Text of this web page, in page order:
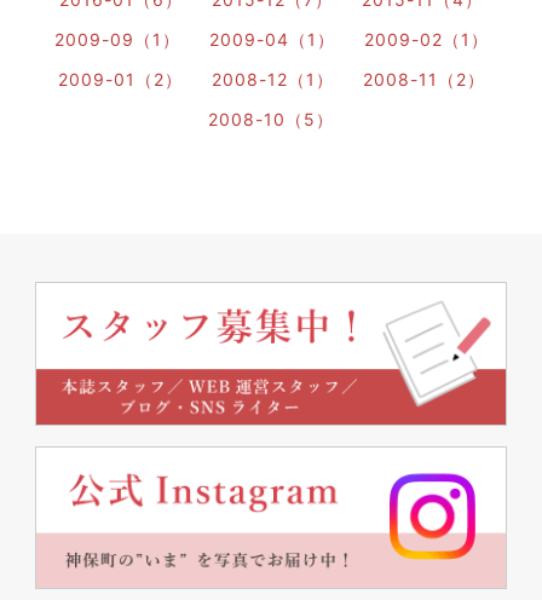
2009-09（1）
2009-04（1）
2009-02（1）
2009-01（2）
2008-12（1）
2008-11（2）
2008-10（5）